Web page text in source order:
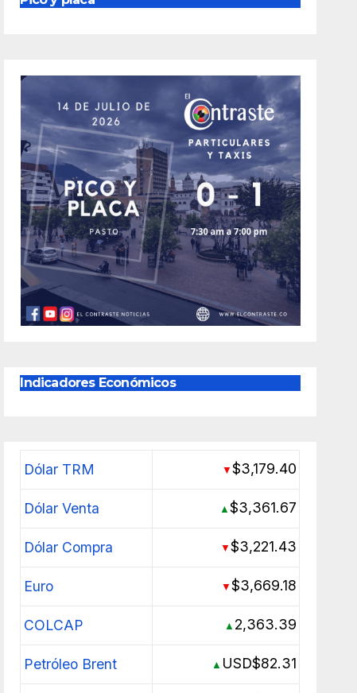
Indicadores Económicos
Dólar TRM ▼$3,179.40
Dólar Venta ▲$3,361.67
Dólar Compra ▼$3,221.43
Euro ▼$3,669.18
COLCAP ▲ 2,363.39
Petróleo Brent ▲ USD$82.31